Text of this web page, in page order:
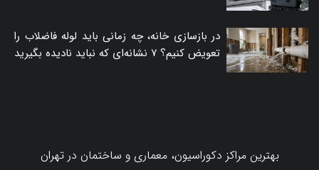
در بازسازی خانه، چه زمانی باید لوله فاضلاب را
تعویض کنیم؟ ۷ نشانه‌ای که نباید نادیده بگیرید
بهترین مراکز دکوراسیون، معماری و ساختمان در تهران